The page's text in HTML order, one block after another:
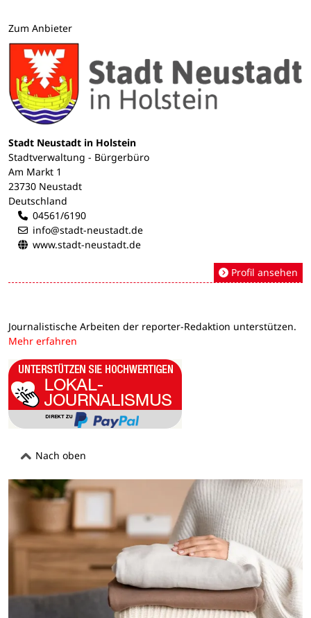
Zum Anbieter
Stadt Neustadt in Holstein
Stadtverwaltung - Bürgerbüro
Am Markt 1
23730 Neustadt
Deutschland
04561/6190
info@stadt-neustadt.de
www.stadt-neustadt.de
Profil ansehen
Journalistische Arbeiten der reporter-Redaktion unterstützen.
Mehr erfahren
Nach oben